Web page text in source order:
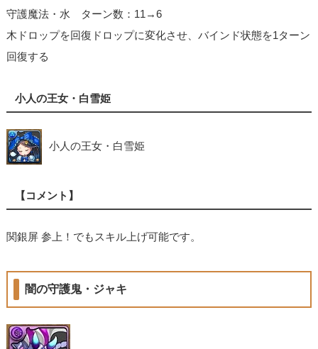
守護魔法・水 ターン数：11→6
木ドロップを回復ドロップに変化させ、バインド状態を1ターン
回復する
小人の王女・白雪姫
小人の王女・白雪姫
【コメント】
関銀屏 参上！でもスキル上げ可能です。
闇の守護鬼・ジャキ